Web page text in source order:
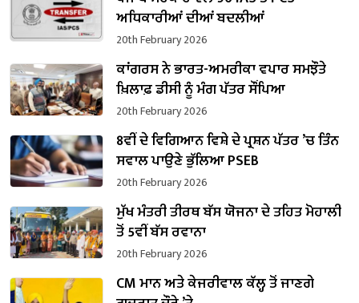
ਅਧਿਕਾਰੀਆਂ ਦੀਆਂ ਬਦਲੀਆਂ
20th February 2026
ਕਾਂਗਰਸ ਨੇ ਭਾਰਤ-ਅਮਰੀਕਾ ਵਪਾਰ ਸਮਝੌਤੇ
ਖ਼ਿਲਾਫ਼ ਡੀਸੀ ਨੂੰ ਮੰਗ ਪੱਤਰ ਸੌਂਪਿਆ
20th February 2026
8ਵੀਂ ਦੇ ਵਿਗਿਆਨ ਵਿਸ਼ੇ ਦੇ ਪ੍ਰਸ਼ਨ ਪੱਤਰ ’ਚ ਤਿੰਨ
ਸਵਾਲ ਪਾਉਣੇ ਭੁੱਲਿਆ PSEB
20th February 2026
ਮੁੱਖ ਮੰਤਰੀ ਤੀਰਥ ਬੱਸ ਯੋਜਨਾ ਦੇ ਤਹਿਤ ਮੋਹਾਲੀ
ਤੋਂ 5ਵੀਂ ਬੱਸ ਰਵਾਨਾ
20th February 2026
CM ਮਾਨ ਅਤੇ ਕੇਜਰੀਵਾਲ ਕੱਲ੍ਹ ਤੋਂ ਜਾਣਗੇ